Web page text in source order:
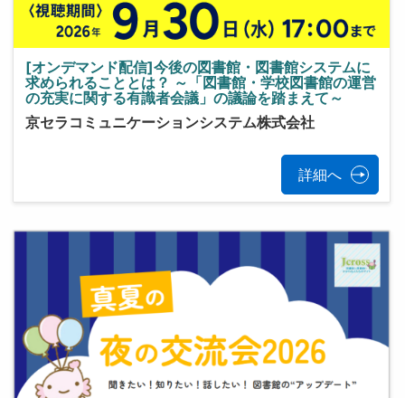
[オンデマンド配信]今後の図書館・図書館システムに
求められることとは？ ～「図書館・学校図書館の運営
の充実に関する有識者会議」の議論を踏まえて～
京セラコミュニケーションシステム株式会社
詳細へ